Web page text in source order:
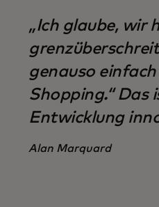
„Ich glaube, wir
genauso
Shopping.“ Das
Entwicklung
Alan Marquard